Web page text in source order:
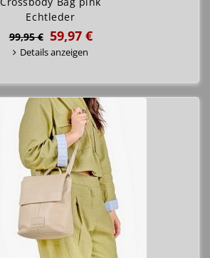
Echtleder
99,95 € 59,97 €
Details anzeigen